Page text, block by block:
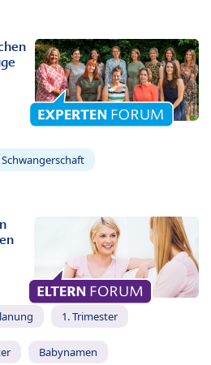
Schwangerschaft
1. Trimester
Babynamen